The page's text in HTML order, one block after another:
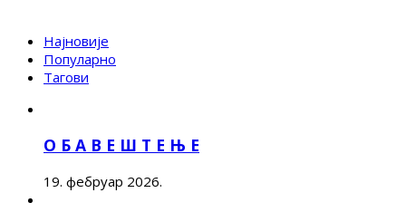
Најновије
Популарно
Тагови
О Б А В Е Ш Т Е Њ Е
19. фебруар 2026.